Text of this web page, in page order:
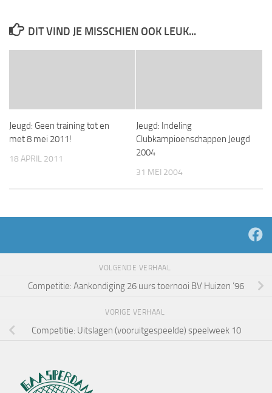
DIT VIND JE MISSCHIEN OOK LEUK...
Jeugd: Geen training tot en
met 8 mei 2011!
18 APRIL 2011
Jeugd: Indeling
Clubkampioenschappen Jeugd
2004
31 MEI 2004
VOLGENDE VERHAAL
Competitie: Aankondiging 26 uurs toernooi BV Huizen ’96
VORIGE VERHAAL
Competitie: Uitslagen (vooruitgespeelde) speelweek 10